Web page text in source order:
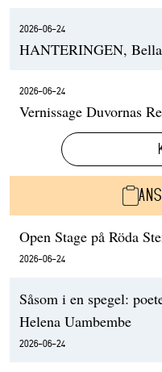
2026-06-24
HANTERINGEN,
2026-06-24
Vernissage Duvornas
Open Stage på Röda
2026-06-24
Såsom i en spegel:
Helena Uambembe
2026-06-24